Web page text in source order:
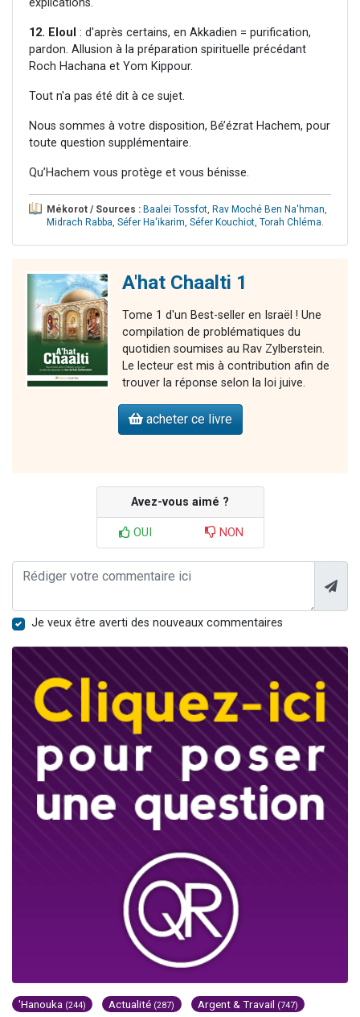
explications.
12. Eloul : d'après certains, en Akkadien = purification,
pardon. Allusion à la préparation spirituelle précédant
Roch Hachana et Yom Kippour.
Tout n'a pas été dit à ce sujet.
Nous sommes à votre disposition, Bé’ézrat Hachem, pour
toute question supplémentaire.
Qu’Hachem vous protège et vous bénisse.
Mékorot / Sources : Baalei Tossfot, Rav Moché Ben Na'hman,
Midrach Rabba, Séfer Ha'ikarim, Séfer Kouchiot, Torah Chléma.
A'hat Chaalti 1
Tome 1 d'un Best-seller en Israël ! Une
compilation de problématiques du
quotidien soumises au Rav Zylberstein.
Le lecteur est mis à contribution afin de
trouver la réponse selon la loi juive.
acheter ce livre
Avez-vous aimé ?
OUI NON
Je veux être averti des nouveaux commentaires
'Hanouka (244) Actualité (287) Argent & Travail (747)